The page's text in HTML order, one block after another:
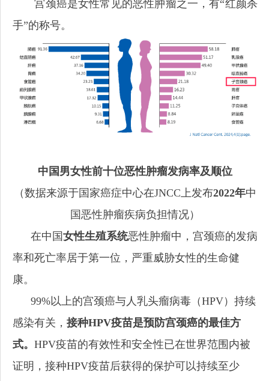
宫颈癌是女性常见的恶性肿瘤之一，有“红颜杀
手”的称号。
中国男女性前十位恶性肿瘤发病率及顺位
（数据来源于国家癌症中心在JNCC上发布2022年中
国恶性肿瘤疾病负担情况）
在中国女性生殖系统恶性肿瘤中，宫颈癌的发病
率和死亡率居于第一位，严重威胁女性的生命健
康。
99%以上的宫颈癌与人乳头瘤病毒（HPV）持续
感染有关， 接种HPV疫苗是预防宫颈癌的最佳方
式。 HPV疫苗的有效性和安全性已在世界范围内被
证明，接种HPV疫苗后获得的保护可以持续至少